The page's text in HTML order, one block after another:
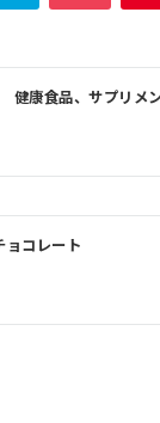
健康食品、サプリメ
コレート